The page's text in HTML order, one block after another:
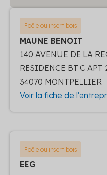
Poêle ou insert bois
MAUNE BENOIT
140 AVENUE DE LA
RESIDENCE BT C APT
34070 MONTPELLIER
Voir la fiche de
Poêle ou insert bois
EEG